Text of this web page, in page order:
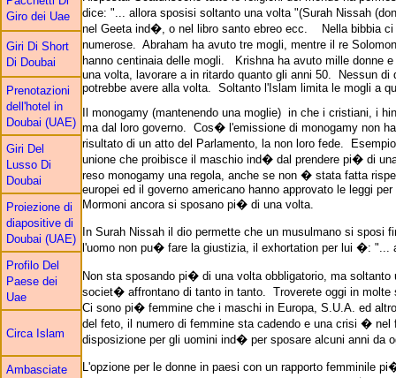
Giro dei Uae
Giri Di Short
Di Doubai
Prenotazioni
dell'hotel in
Doubai (UAE)
Giri Del
Lusso Di
Doubai
Proiezione di
diapositive di
Doubai (UAE)
Profilo Del
Paese dei
Uae
Circa Islam
Ambasciate
dice: "... allora sposisi soltanto una volta "(Surah Nissah
nel Geeta ind�, o nel libro santo ebreo ecc. Nella bibbia ci
numerose. Abraham ha avuto tre mogli, mentre il re
hanno centinaia delle mogli. Krishna ha avuto mille donne
una volta, lavorare a in ritardo quanto gli anni 50. Nessun
potrebbe avere alla volta. Soltanto l'Islam limita le mogli a
Il monogamy (mantenendo una moglie) in che i cristiani, i
ma dal loro governo. Cos� l'emissione di monogamy non
risultato di un atto del Parlamento, la non loro fede.
unione che proibisce il maschio ind� dal prendere pi� di
reso monogamy una regola, anche se non � stata fatta
europei ed il governo americano hanno approvato le leggi
Mormoni ancora si sposano pi� di una volta.
In Surah Nissah il dio permette che un musulmano si
l'uomo non pu� fare la giustizia, il exhortation per lui �: "...
Non sta sposando pi� di una volta obbligatorio, ma
societ� affrontano di tanto in tanto. Troverete oggi in
Ci sono pi� femmine che i maschi in Europa, S.U.A. ed
del feto, il numero di femmine sta cadendo e una crisi �
disposizione per gli uomini ind� per sposare alcuni anni da
L'opzione per le donne in paesi con un rapporto femminile